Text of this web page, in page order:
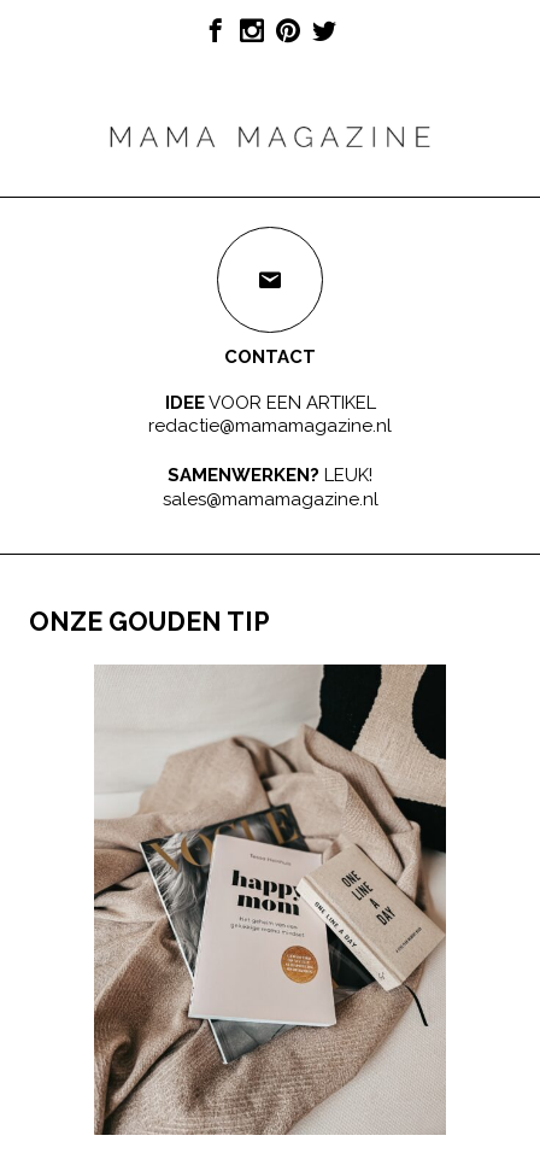
CONTACT
IDEEVOOR EEN ARTIKEL
redactie@mamamagazine.nl
SAMENWERKEN? LEUK!
sales@mamamagazine.nl
ONZE GOUDEN TIP